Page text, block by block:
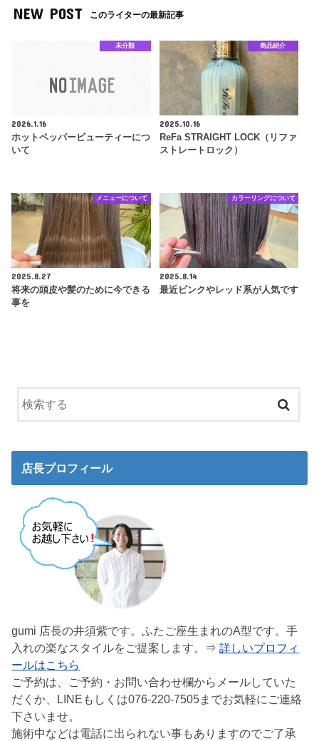
NEW POST このライターの最新記事
未分類
2026.1.16
ホットペッパービューティーにつ
いて
商品紹介
2025.10.16
ReFa STRAIGHT LOCK（リファ
ストレートロック）
メニューについて
2025.8.27
将来の頭皮や髪のために今できる
事を
カラーリングについて
2025.8.14
最近ピンクやレッド系が人気です
店長プロフィール
gumi 店長の井須紫です。ふたご座生まれのA型です。手
入れの楽なスタイルをご提案します。⇒詳しいプロフィ
ールはこちら
ご予約は、ご予約・お問い合わせ欄からメールしていた
だくか、LINEもしくは076-220-7505までお気軽にご連絡
下さいませ。
施術中などは電話に出られない事もありますのでご了承